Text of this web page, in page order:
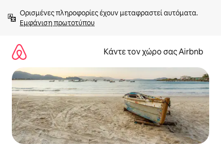
στο
περιεχόμενοΕμφάνιση πρωτοτύπου
Κάντε τον χώρο σας Airbnb